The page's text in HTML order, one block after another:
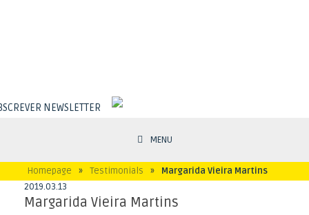
MENU
NEWSLETTER
Homepage » Testimonials »
Margarida Vieira Martins
2019.03.13
Margarida Vieira Martins